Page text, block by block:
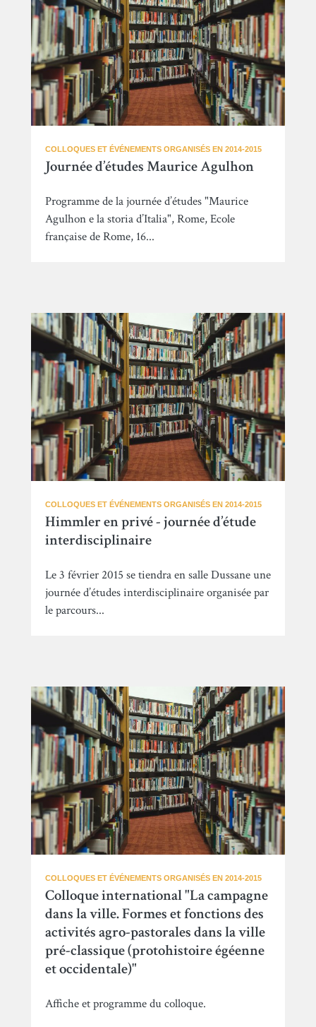
COLLOQUES ET ÉVÉNEMENTS ORGANISÉS EN 2014-2015
Journée d’études Maurice Agulhon
Programme de la journée d’études "Maurice
Agulhon e la storia d’Italia", Rome, Ecole
française de Rome, 16...
COLLOQUES ET ÉVÉNEMENTS ORGANISÉS EN 2014-2015
Himmler en privé - journée d’étude
interdisciplinaire
Le 3 février 2015 se tiendra en salle Dussane une
journée d’études interdisciplinaire organisée par
le parcours...
COLLOQUES ET ÉVÉNEMENTS ORGANISÉS EN 2014-2015
Colloque international "La campagne
dans la ville. Formes et fonctions des
activités agro-pastorales dans la ville
pré-classique (protohistoire égéenne
et occidentale)"
Affiche et programme du colloque.